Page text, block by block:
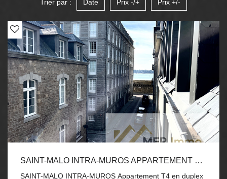
Trier par : Date Prix -/+ Prix +/-
SAINT-MALO INTRA-MUROS APPARTEMENT T4 EN DUPLEX DE 99,79 M2 EN PLEIN COEUR DE LA CITÉ CORSAIRE
SAINT-MALO INTRA-MUROS Appartement T4 en duplex